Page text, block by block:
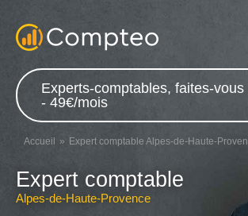
Experts-comptables, faites-
- 49€/mois
Accueil Expert comptable Alpes-de-Haute-
Expert comptable
Alpes-de-Haute-Provence